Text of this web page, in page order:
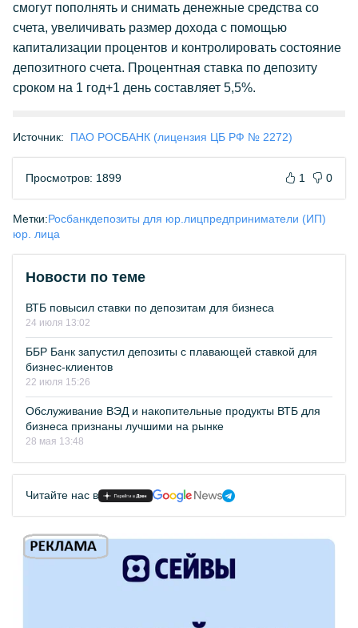
смогут пополнять и снимать денежные средства со
счета, увеличивать размер дохода с помощью
капитализации процентов и контролировать состояние
депозитного счета. Процентная ставка по депозиту
сроком на 1 год+1 день составляет 5,5%.
Источник: ПАО РОСБАНК (лицензия ЦБ РФ № 2272)
Просмотров: 1899 1 0
Метки:Росбанкдепозиты для юр.лицпредприниматели (ИП)
юр. лица
Новости по теме
ВТБ повысил ставки по депозитам для бизнеса
24 июля 13:02
ББР Банк запустил депозиты с плавающей ставкой для
бизнес-клиентов
22 июля 15:26
Обслуживание ВЭД и накопительные продукты ВТБ для
бизнеса признаны лучшими на рынке
28 мая 13:48
Читайте нас в